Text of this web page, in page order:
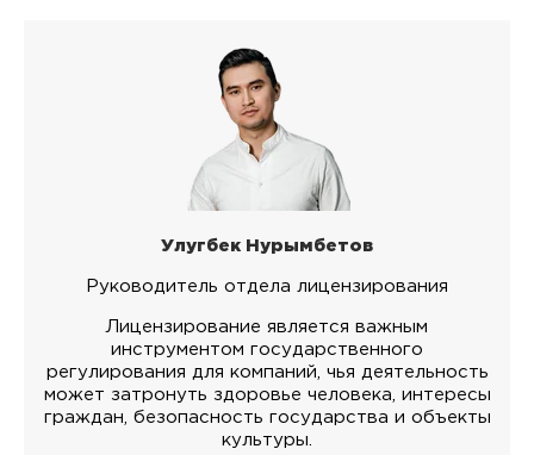
Улугбек Нурымбетов
Руководитель отдела лицензирования
Лицензирование является важным
инструментом государственного
регулирования для компаний, чья деятельность
может затронуть здоровье человека, интересы
граждан, безопасность государства и объекты
культуры.